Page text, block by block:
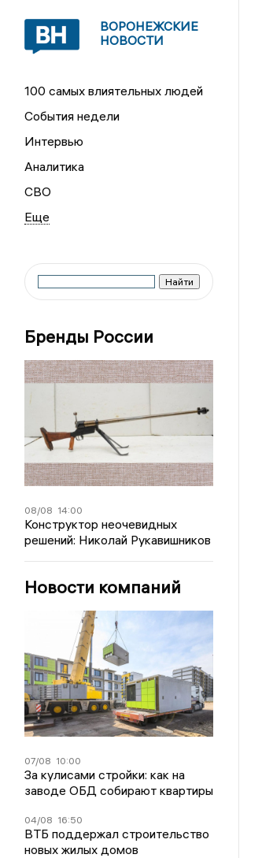
ВОРОНЕЖСКИЕ
НОВОСТИ
100 самых влиятельных людей
События недели
Интервью
Аналитика
СВО
Бренды России
08/08 14:00
Конструктор неочевидных
решений: Николай Рукавишников
Новости компаний
07/08 10:00
За кулисами стройки: как на
заводе ОБД собирают квартиры
04/08 16:50
ВТБ поддержал строительство
новых жилых домов